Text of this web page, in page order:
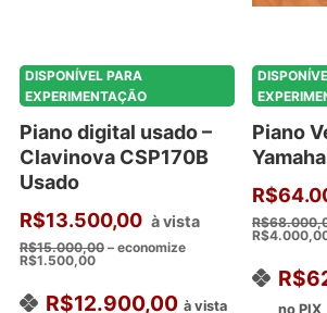
DISPONÍVEL PARA
EXPERIMENTAÇÃO
Piano digital usado –
Clavinova CSP170B
Usado
R$13.500,00 à vista
R$15.000,00 – economize
R$1.500,00
R$12.900,00 à vista
Piano
R$
R$
R$
R$
no PIX